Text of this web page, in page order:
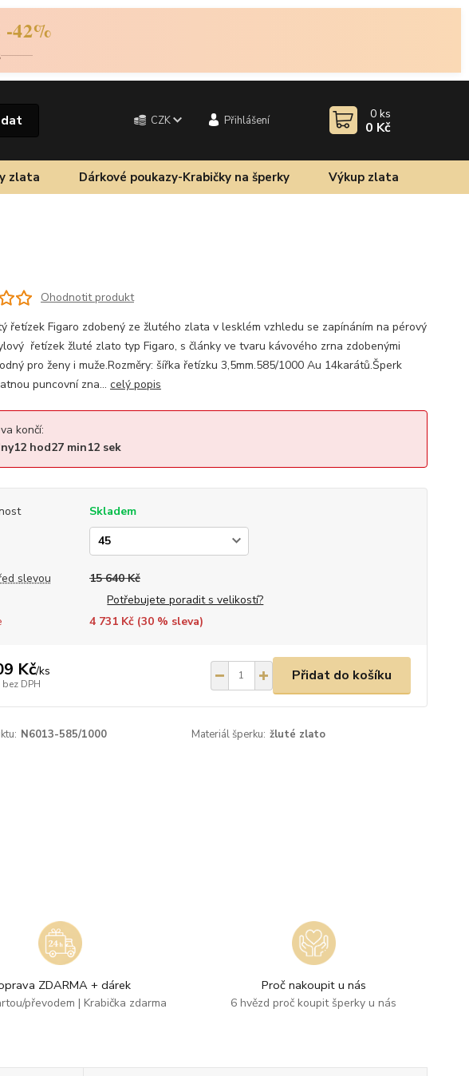
-42%
CZK Přihlášení 0 ks
0 Kč
zlata Dárkové poukazy-Krabičky na šperky Výkup zlata
Ohodnotit produkt
řetízek Figaro zdobený ze žlutého zlata v lesklém vzhledu se zapínáním na pérový
řetízek žluté zlato typ Figaro, s články ve tvaru kávového zrna zdobenými
pro ženy i muže.Rozměry: šířka řetízku 3,5mm.585/1000 Au 14karátů.Šperk
puncovní zna... celý popis
končí:
12hod27min11sek
Skladem
slevou
15 640 Kč
Potřebujete poradit s velikostí?
4 731 Kč (30% sleva)
Kč/ks
bez DPH
Přidat do košíku
N6013-585/1000 Materiál šperku: žluté zlato
ZDARMA + dárek
převodem | Krabička zdarma
Proč nakoupit u nás
6 hvězd proč koupit šperky u nás